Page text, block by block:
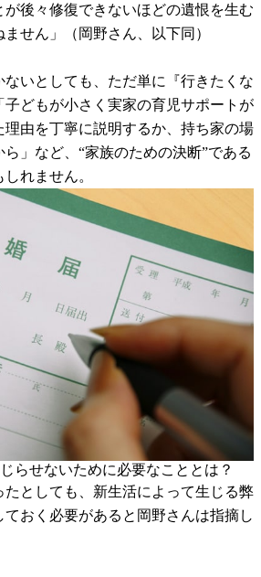
後々修復できないほどの遺恨を生む
せん」（岡野さん、以下同）
いとしても、ただ単に『行きたくな
子どもが小さく実家の育児サポートが
理由を丁寧に説明するか、持ち家の場
」など、“家族のための決断”である
れません。
らせないために必要なこととは？
たとしても、新生活によって生じる弊
おく必要があると岡野さんは指摘し